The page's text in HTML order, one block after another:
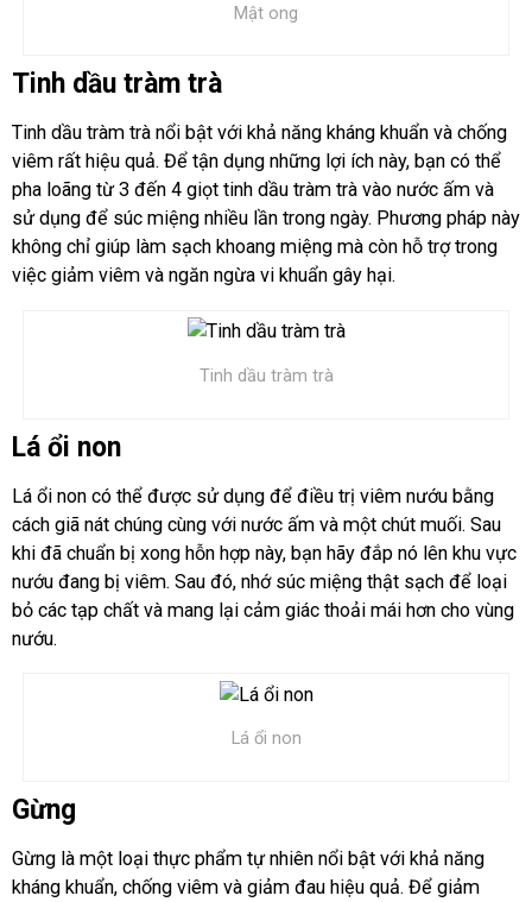
Mật ong
Tinh dầu tràm trà
Tinh dầu tràm trà nổi bật với khả năng kháng khuẩn và chống
viêm rất hiệu quả. Để tận dụng những lợi ích này, bạn có thể
pha loãng từ 3 đến 4 giọt tinh dầu tràm trà vào nước ấm và
sử dụng để súc miệng nhiều lần trong ngày. Phương pháp này
không chỉ giúp làm sạch khoang miệng mà còn hỗ trợ trong
việc giảm viêm và ngăn ngừa vi khuẩn gây hại.
Tinh dầu tràm trà
Lá ổi non
Lá ổi non có thể được sử dụng để điều trị viêm nướu bằng
cách giã nát chúng cùng với nước ấm và một chút muối. Sau
khi đã chuẩn bị xong hỗn hợp này, bạn hãy đắp nó lên khu vực
nướu đang bị viêm. Sau đó, nhớ súc miệng thật sạch để loại
bỏ các tạp chất và mang lại cảm giác thoải mái hơn cho vùng
nướu.
Lá ổi non
Gừng
Gừng là một loại thực phẩm tự nhiên nổi bật với khả năng
kháng khuẩn, chống viêm và giảm đau hiệu quả. Để giảm